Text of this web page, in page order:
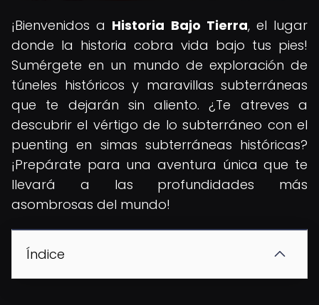
¡Bienvenidos a Historia Bajo Tierra, el lugar
donde la historia cobra vida bajo tus pies!
Sumérgete en un mundo de exploración de
túneles históricos y maravillas subterráneas
que te dejarán sin aliento. ¿Te atreves a
descubrir el vértigo de lo subterráneo con el
puenting en simas subterráneas históricas?
¡Prepárate para una aventura única que te
llevará a las profundidades más
asombrosas del mundo!
Índice